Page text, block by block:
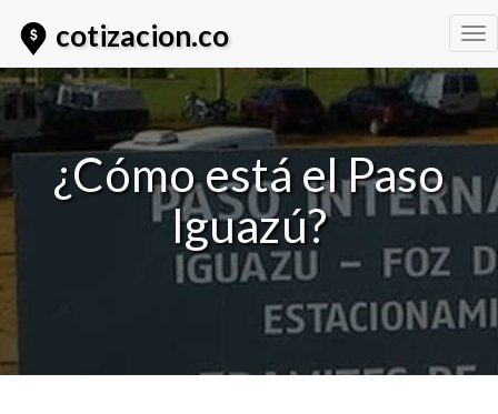
cotizacion.co
¿Cómo está el Paso
Iguazú?